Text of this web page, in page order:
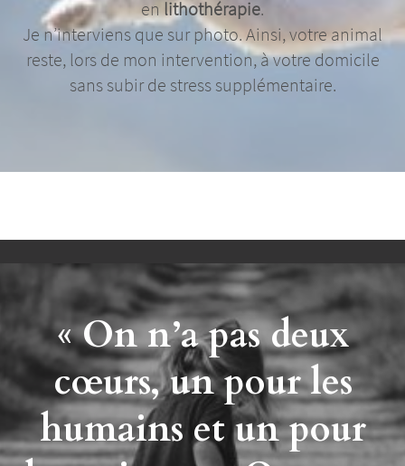
enlithothérapie.
Je n’interviens que sur photo. Ainsi, votre animal
reste, lors de mon intervention, à votre domicile
sans subir de stress supplémentaire.
«On n’a pas deux
cœurs, un pour les
humains et un pour